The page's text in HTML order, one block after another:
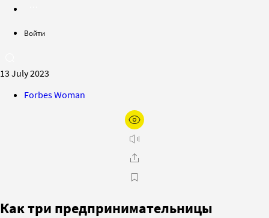
Войти
13 July 2023
Forbes Woman
Как три предпринимательницы